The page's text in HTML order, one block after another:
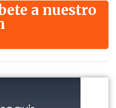
a nuestro